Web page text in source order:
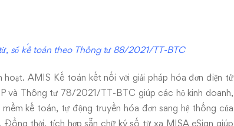
sổ kế toán theo Thông tư 88/2021/TT-BTC
AMIS Kế toán kết nối với giải pháp hóa đơn điện tử
Thông tư 78/2021/TT-BTC giúp các hộ kinh doanh,
kế toán, tự động truyền hóa đơn sang hệ thống của
thời, tích hợp sẵn chữ ký số từ xa MISA eSign giúp